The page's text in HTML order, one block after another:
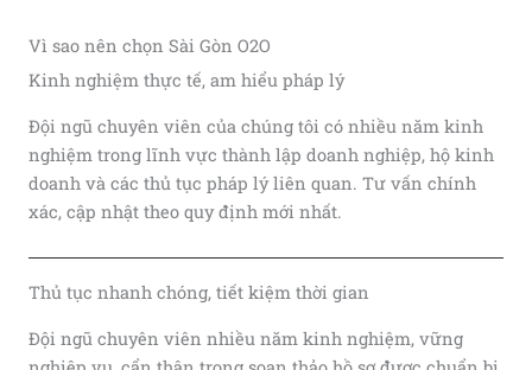
Vì sao nên chọn Sài Gòn O2O
Kinh nghiệm thực tế, am hiểu pháp lý
Đội ngũ chuyên viên của chúng tôi có nhiều năm kinh
nghiệm trong lĩnh vực thành lập doanh nghiệp, hộ kinh
doanh và các thủ tục pháp lý liên quan. Tư vấn chính
xác, cập nhật theo quy định mới nhất.
Thủ tục nhanh chóng, tiết kiệm thời gian
Đội ngũ chuyên viên nhiều năm kinh nghiệm, vững